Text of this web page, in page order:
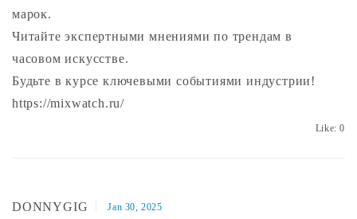
марок.
Читайте экспертными мнениями по трендам в
часовом искусстве.
Будьте в курсе ключевыми событиями индустрии!
https://mixwatch.ru/
Like:0
DONNYGIG Jan 30, 2025